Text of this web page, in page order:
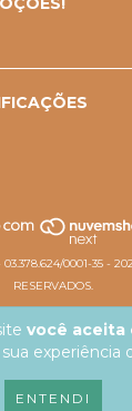
você aceita
experiência
ENTENDI
0001-35 -
RESERVADOS.